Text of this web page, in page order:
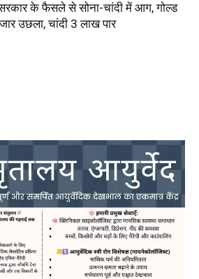
सरकार के फैसले से सोना-चांदी में आग, गोल्ड
उछला, चांदी ₹3 लाख पार